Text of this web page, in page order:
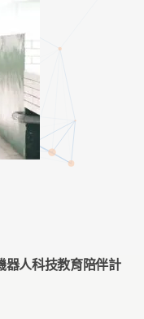
器人科技教育陪伴計